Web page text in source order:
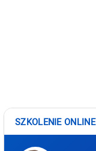
SZKOLENIE ONLINE